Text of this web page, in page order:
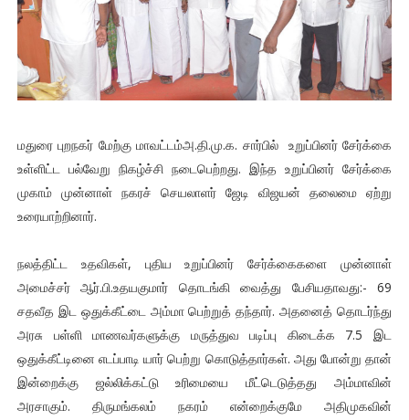
மதுரை புறநகர் மேற்கு மாவட்டம்அ.தி.மு.க. சார்பில் உறுப்பினர் சேர்க்கை
உள்ளிட்ட பல்வேறு நிகழ்ச்சி நடைபெற்றது. இந்த உறுப்பினர் சேர்க்கை
முகாம் முன்னாள் நகரச் செயலாளர் ஜேடி விஜயன் தலைமை ஏற்று
உரையாற்றினார்.
நலத்திட்ட உதவிகள், புதிய உறுப்பினர் சேர்க்கைகளை முன்னாள்
அமைச்சர் ஆர்.பி.உதயகுமார் தொடங்கி வைத்து பேசியதாவது:- 69
சதவீத இட ஒதுக்கீட்டை அம்மா பெற்றுத் தந்தார். அதனைத் தொடர்ந்து
அரசு பள்ளி மாணவர்களுக்கு மருத்துவ படிப்பு கிடைக்க 7.5 இட
ஒதுக்கீட்டினை எடப்பாடி யார் பெற்று கொடுத்தார்கள். அது போன்று தான்
இன்றைக்கு ஜல்லிக்கட்டு உரிமையை மீட்டெடுத்தது அம்மாவின்
அரசாகும். திருமங்கலம் நகரம் என்றைக்குமே அதிமுகவின்